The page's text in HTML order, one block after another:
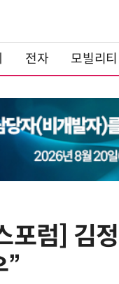
전자 모빌리티
포럼] 김
”